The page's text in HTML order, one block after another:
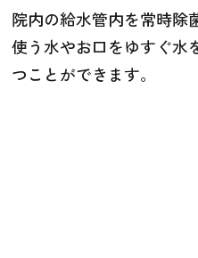
院内の給水管内を常時除
使う水やお口をゆすぐ水
つことができます。